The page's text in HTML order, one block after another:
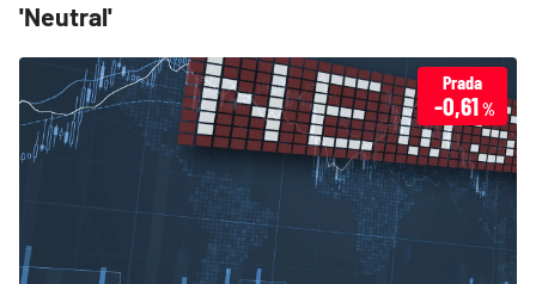
'Neutral'
Prada
-0,61%